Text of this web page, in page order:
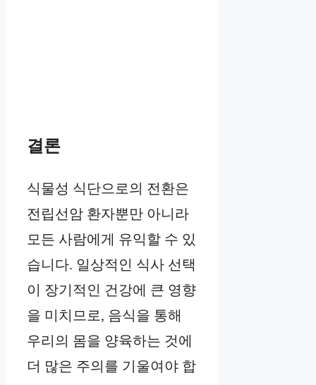
결론
식물성 식단으로의 전환은
전립선암 환자뿐만 아니라
모든 사람에게 유익할 수 있
습니다. 일상적인 식사 선택
이 장기적인 건강에 큰 영향
을 미치므로, 음식을 통해
우리의 몸을 양육하는 것에
더 많은 주의를 기울여야 합